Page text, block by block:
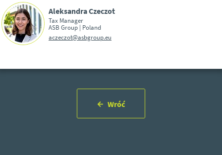
Aleksandra Czeczot
Tax Manager
ASB Group | Poland
aczeczot@asbgroup.eu
Wróć